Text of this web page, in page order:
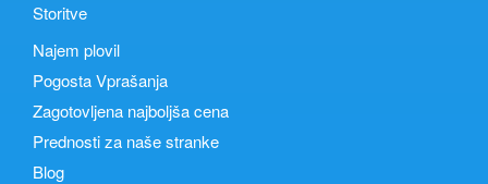
Storitve
Najem plovil
Pogosta Vprašanja
Zagotovljena najboljša cena
Prednosti za naše stranke
Blog